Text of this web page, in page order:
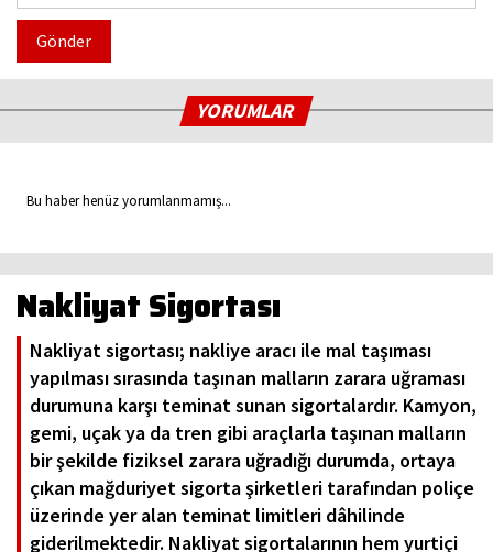
Gönder
YORUMLAR
Bu haber henüz yorumlanmamış...
Nakliyat Sigortası
Nakliyat sigortası; nakliye aracı ile mal taşıması
yapılması sırasında taşınan malların zarara uğraması
durumuna karşı teminat sunan sigortalardır. Kamyon,
gemi, uçak ya da tren gibi araçlarla taşınan malların
bir şekilde fiziksel zarara uğradığı durumda, ortaya
çıkan mağduriyet sigorta şirketleri tarafından poliçe
üzerinde yer alan teminat limitleri dâhilinde
giderilmektedir. Nakliyat sigortalarının hem yurtiçi